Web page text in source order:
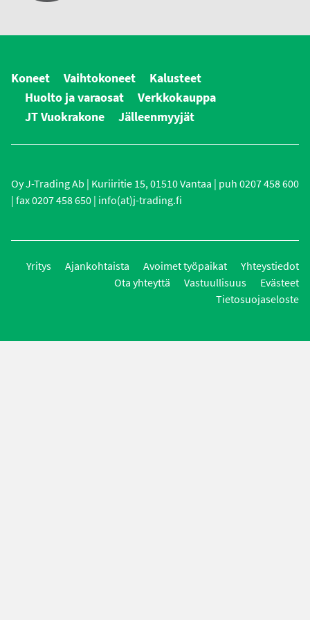
Koneet Vaihtokoneet
Kalusteet
Huolto ja varaosat
Verkkokauppa
JT Vuokrakone
Jälleenmyyjät
Oy J-Trading Ab | Kuriiritie 15, 01510 Vantaa | puh 0207 458 600
| fax 0207 458 650 | info(at)j-trading.fi
Yritys Ajankohtaista Avoimet työpaikat
Yhteystiedot
Ota yhteyttä
Vastuullisuus
Evästeet
Tietosuojaseloste